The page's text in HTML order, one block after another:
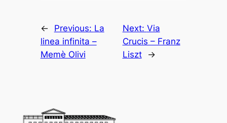
← Previous: La
linea infinita –
Memè Olivi
Next: Via
Crucis – Franz
Liszt
→